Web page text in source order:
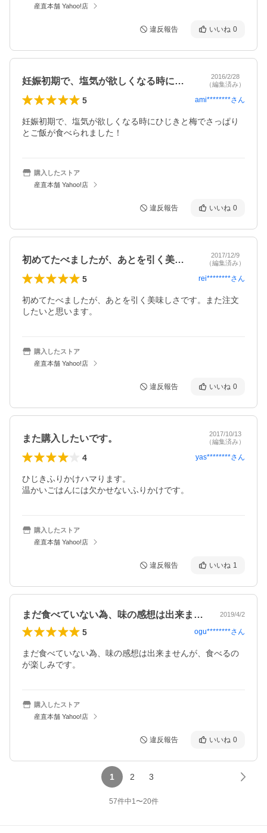
産直本舗 Yahoo!店
違反報告 いいね 0
妊娠初期で、塩気が欲しくなる時にひじき…
2016/2/28
（編集済み）
5 ami********さん
妊娠初期で、塩気が欲しくなる時にひじきと梅でさっぱり
とご飯が食べられました！
購入したストア
産直本舗 Yahoo!店
違反報告 いいね 0
初めてたべましたが、あとを引く美味しさ…
2017/12/9
（編集済み）
5 rei********さん
初めてたべましたが、あとを引く美味しさです。また注文
したいと思います。
購入したストア
産直本舗 Yahoo!店
違反報告 いいね 0
また購入したいです。
2017/10/13
（編集済み）
4 yas********さん
ひじきふりかけハマります。
温かいごはんには欠かせないふりかけです。
購入したストア
産直本舗 Yahoo!店
違反報告 いいね 1
まだ食べていない為、味の感想は出来ませ… 2019/4/2
5 ogu********さん
まだ食べていない為、味の感想は出来ませんが、食べるの
が楽しみです。
購入したストア
産直本舗 Yahoo!店
違反報告 いいね 0
1 2 3
57件中1〜20件